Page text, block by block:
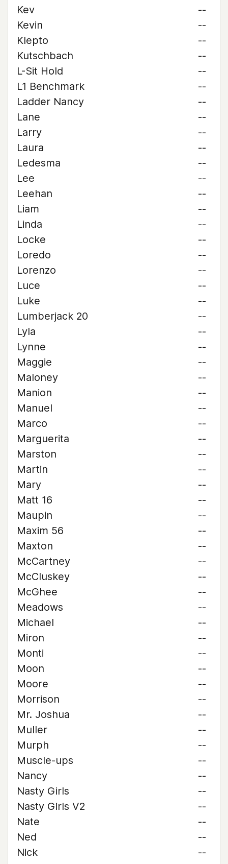
Kev
--
Kevin
--
Klepto
--
Kutschbach
--
L-Sit Hold
--
L1 Benchmark
--
Ladder Nancy
--
Lane
--
Larry
--
Laura
--
Ledesma
--
Lee
--
Leehan
--
Liam
--
Linda
--
Locke
--
Loredo
--
Lorenzo
--
Luce
--
Luke
--
Lumberjack 20
--
Lyla
--
Lynne
--
Maggie
--
Maloney
--
Manion
--
Manuel
--
Marco
--
Marguerita
--
Marston
--
Martin
--
Mary
--
Matt 16
--
Maupin
--
Maxim 56
--
Maxton
--
McCartney
--
McCluskey
--
McGhee
--
Meadows
--
Michael
--
Miron
--
Monti
--
Moon
--
Moore
--
Morrison
--
Mr. Joshua
--
Muller
--
Murph
--
Muscle-ups
--
Nancy
--
Nasty Girls
--
Nasty Girls V2
--
Nate
--
Ned
--
Nick
--